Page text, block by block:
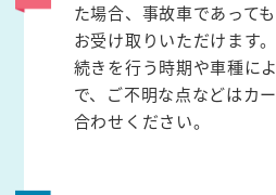
た場合、事故車であって
お受け取りいただけます
続きを行う時期や車種に
で、ご不明な点などはカ
合わせください。